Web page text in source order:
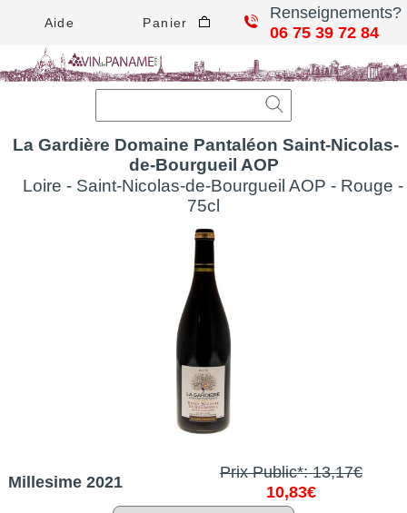
Aide Panier
Renseignements?
06 75 39 72 84
La Gardière Domaine Pantaléon Saint-Nicolas-
de-Bourgueil AOP
Loire - Saint-Nicolas-de-Bourgueil AOP - Rouge -
75cl
Millesime 2021
Prix Public*: 13,17€
10,83€